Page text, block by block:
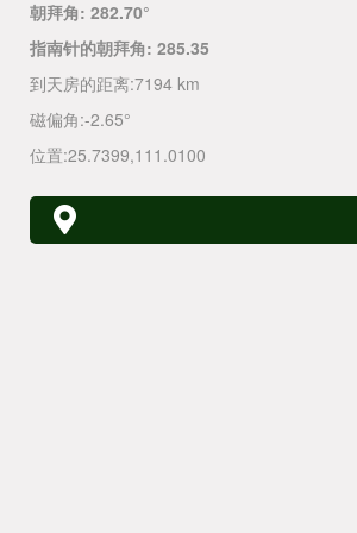
朝拜角: 282.70°
指南针的朝拜角: 285.35
到天房的距离:7194 km
磁偏角:-2.65°
位置:25.7399,111.0100